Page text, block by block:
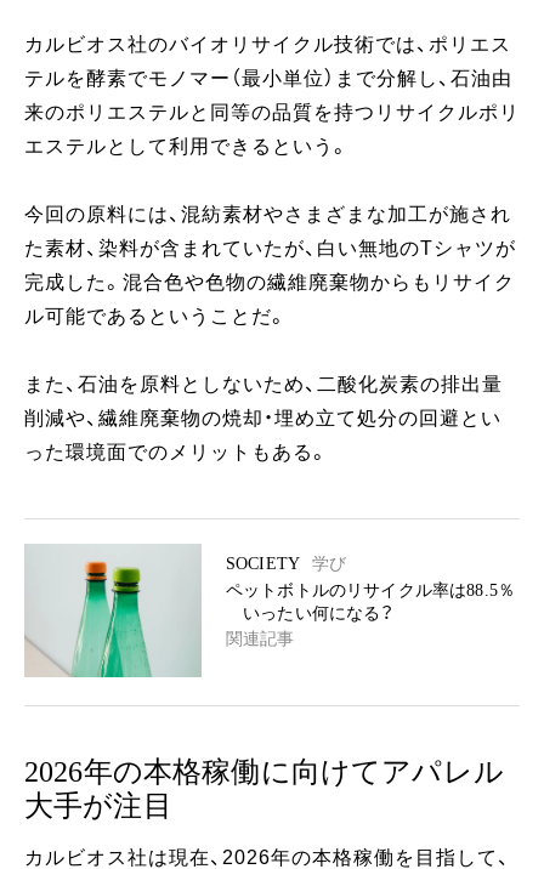
カルビオス社のバイオリサイクル技術では、ポリエス
テルを酵素でモノマー（最小単位）まで分解し、石油由
来のポリエステルと同等の品質を持つリサイクルポリ
エステルとして利用できるという。
今回の原料には、混紡素材やさまざまな加工が施され
た素材、染料が含まれていたが、白い無地のTシャツが
完成した。混合色や色物の繊維廃棄物からもリサイク
ル可能であるということだ。
また、石油を原料としないため、二酸化炭素の排出量
削減や、繊維廃棄物の焼却・埋め立て処分の回避とい
った環境面でのメリットもある。
SOCIETY
学び
ペットボトルのリサイクル率は88.5％
いったい何になる？
関連記事
2026年の本格稼働に向けてアパレル
大手が注目
カルビオス社は現在、2026年の本格稼働を目指して、